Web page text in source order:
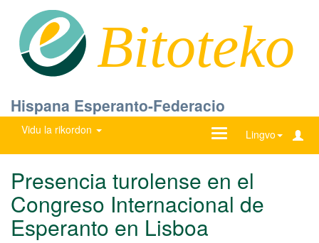
Bitoteko
Hispana Esperanto-Federacio
Vidu la rikordon Lingvo
Ŝanĝu
Presencia turolense en el
Congreso Internacional de
Esperanto en Lisboa